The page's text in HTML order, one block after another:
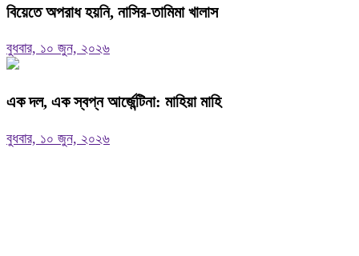
বিয়েতে অপরাধ হয়নি, নাসির-তামিমা খালাস
বুধবার, ১০ জুন, ২০২৬
এক দল, এক স্বপ্ন আর্জেন্টিনা: মাহিয়া মাহি
বুধবার, ১০ জুন, ২০২৬